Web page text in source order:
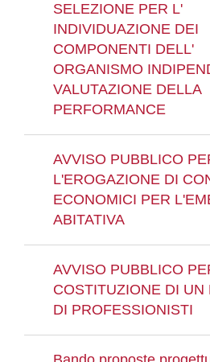
SELEZIONE PER L'
INDIVIDUAZIONE DEI
COMPONENTI DELL'
ORGANISMO
VALUTAZIONE DELLA
PERFORMANCE
AVVISO PUBBLICO
L'EROGAZIONE DI
ECONOMICI PER
ABITATIVA
AVVISO PUBBLICO
COSTITUZIONE DI UN
DI PROFESSIONISTI